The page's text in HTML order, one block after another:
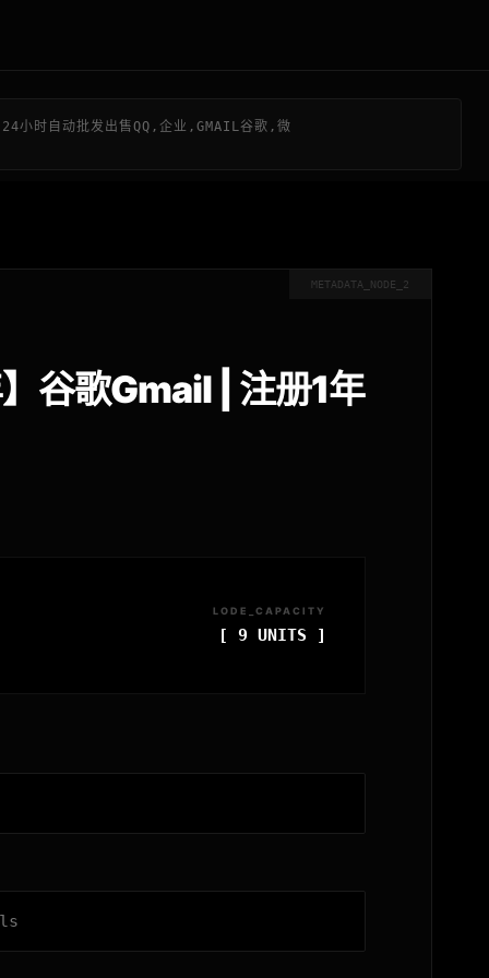
小时自动批发出售QQ,企业,GMAIL谷歌,微
METADATA_NODE_2
】谷歌Gmail | 注册1年
LODE_CAPACITY
[ 9 UNITS ]